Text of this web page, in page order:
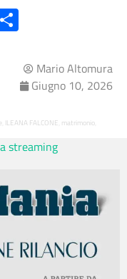
Mario Altomura
Giugno 10, 2026
ILEANA FALCONE matrimonio